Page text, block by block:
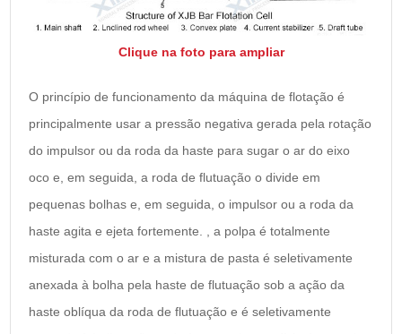
Clique na foto para ampliar
O princípio de funcionamento da máquina de flotação é
principalmente usar a pressão negativa gerada pela rotação
do impulsor ou da roda da haste para sugar o ar do eixo
oco e, em seguida, a roda de flutuação o divide em
pequenas bolhas e, em seguida, o impulsor ou a roda da
haste agita e ejeta fortemente. , a polpa é totalmente
misturada com o ar e a mistura de pasta é seletivamente
anexada à bolha pela haste de flutuação sob a ação da
haste oblíqua da roda de flutuação e é seletivamente